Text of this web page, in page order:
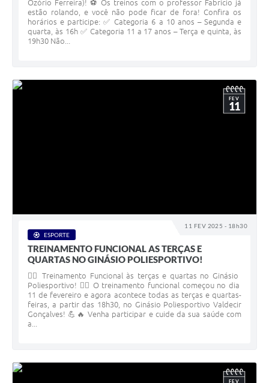
Ozório Ferreira)! ⚽ Os treinos com o professor Fabrício já
estão rolando, e você não pode ficar de fora! Confira os
horários e participe: ✅ Categoria 6 a 10 anos – Segunda e
quarta, às 16h ✅ Categoria 11 a 17 anos – Terça e quinta, às
19h30 Não...
11 FEV 2025 - 18h30
FEV
11
ESPORTE
TREINAMENTO FUNCIONAL AS TERÇAS E
QUARTAS NO GINÁSIO POLIESPORTIVO!
🏋️‍♂️ Treinamento Funcional às terças e quartas no Ginásio
Poliesportivo! 🏋️‍♀️ O treinamento funcional começou no dia
11 de fevereiro e agora acontece todas as terças e quartas-
feiras, a partir das 18h30, no Ginásio Poliesportivo Valdecir
Gonçalves! 💪🔥 Venha participar e cuide da sua saúde com
a...
FEV